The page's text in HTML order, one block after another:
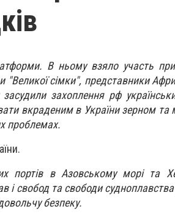
В ньому взяло участь
"Великої сімки", представники
захоплення рф
вкраденим в України зерном
проблемах.
портів в Азовському морі та
і свобод та свободи
безпеку.